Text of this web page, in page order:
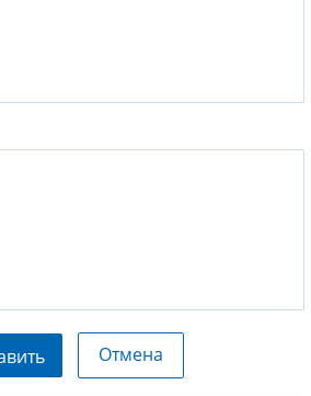
Отмена